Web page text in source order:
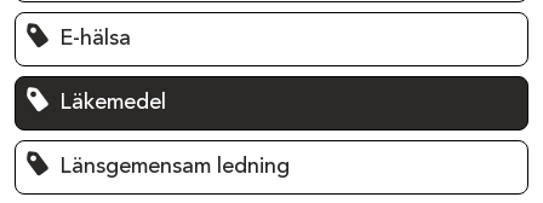
E-hälsa
Läkemedel
Länsgemensam ledning